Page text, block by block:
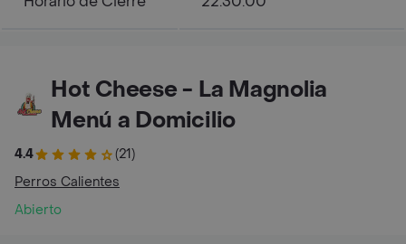
Hot Cheese - La Magnolia
Menú a Domicilio
4.4
(21)
Perros Calientes
Abierto